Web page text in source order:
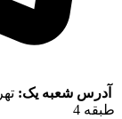
آدرس شعبه یک:
طبقه 4